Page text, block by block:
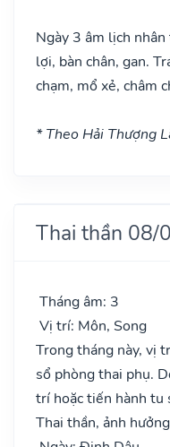
Ngày 3 âm lịch
lợi, bàn chân, gan.
chạm, mổ xẻ, châm
* Theo Hải Thượng
Thai thần 08/
Tháng âm: 3
Vị trí: Môn, Song
Trong tháng này, vị
sổ phòng thai phụ.
trí hoặc tiến hành tu
Thai thần, ảnh